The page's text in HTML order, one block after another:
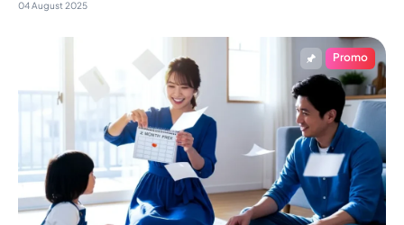
04 August 2025
Promo